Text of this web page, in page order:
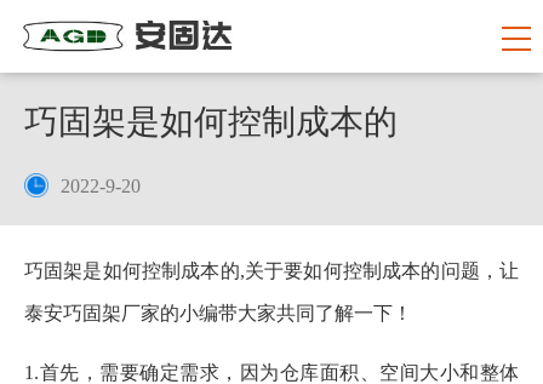
巧固架是如何控制成本的
2022-9-20
巧固架是如何控制成本的,关于要如何控制成本的问题，让
泰安巧固架厂家的小编带大家共同了解一下！
1.首先，需要确定需求，因为仓库面积、空间大小和整体